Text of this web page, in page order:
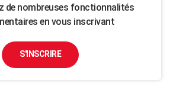
de nombreuses fonctionnalités
en vous inscrivant
S'INSCRIRE